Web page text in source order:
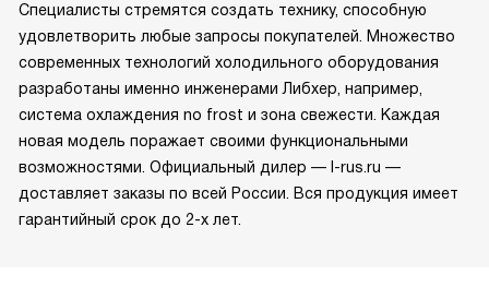
Специалисты стремятся создать технику, способную
удовлетворить любые запросы покупателей. Множество
современных технологий холодильного оборудования
разработаны именно инженерами Либхер, например,
система охлаждения no frost и зона свежести. Каждая
новая модель поражает своими функциональными
возможностями. Официальный дилер — l-rus.ru —
доставляет заказы по всей России. Вся продукция имеет
гарантийный срок до 2-х лет.